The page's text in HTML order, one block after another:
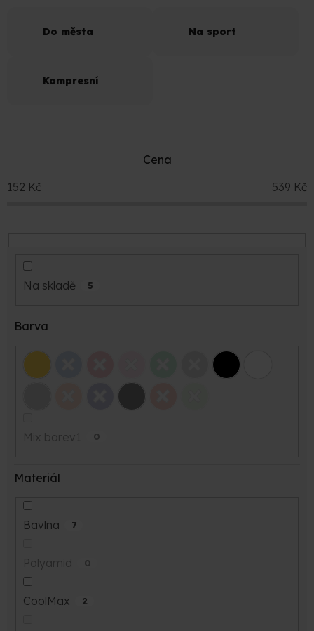
Do města Na sport
Kompresní
Cena
152 Kč 539 Kč
Na skladě 5
Barva
Mix barev1 0
Materiál
Bavlna 7
Polyamid 0
CoolMax 2